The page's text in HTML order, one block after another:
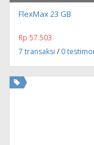
FlexMax 23 GB
Rp 57.503
7 transaksi / 0